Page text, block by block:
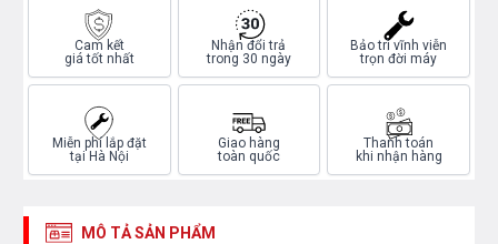
Cam kết
giá tốt nhất
Nhận đổi trả
trong 30 ngày
Bảo trì vĩnh viễn
trọn đời máy
Miễn phí lắp đặt
tại Hà Nội
Giao hàng
toàn quốc
Thanh toán
khi nhận hàng
MÔ TẢ SẢN PHẨM